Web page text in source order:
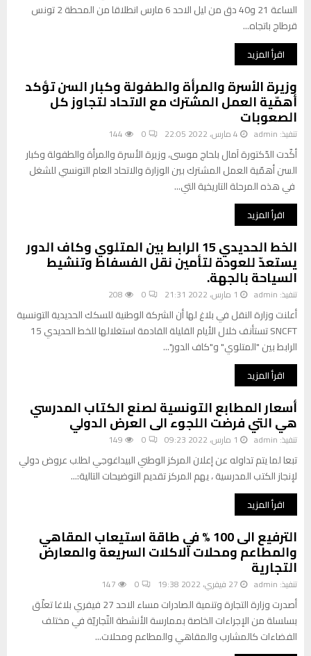
الساعة 21 و40 دق من ليل الاحد 6 مارس انطلاقا من المحطة 2 تونس
قرطاج باتجاه...
اقرأ المزيد
وزيرة الأسرة والمرأة والطفولة وكبار السن تؤكد
أهمّية العمل المشترك مع الاتحاد لتجاوز كل
الصعوبات
تنفيذ: admin 4 مارس، 2022 22:05 0
144
أكّدت الدّكتورة آمال بلحاج موسى، وزيرة الأسرة والمرأة والطفولة وكبار
السن أهمّية العمل المشترك بين الوزارة والاتحاد العام التونسي للشغل
في هذه المرحلة التاريخية التي...
اقرأ المزيد
الخط الحديدي 15 الرابط بين المتلوي وكاف الدور
يستعدّ للعودة لتأمين نقل الفسفاط وتنشيط
السياحة بالجهة.
تنفيذ: admin 1 مارس، 2022 21:31 0
208
أعلنت وزارة النقل في بلاغ لها أن الشركة الوطنية للسكك الحديدية التونسية
SNCFT تستأنف خلال الأيام القليلة القادمة استغلالها للخط الحديدي 15
الرابط بين "المتلوي" و"كاف الدور"...
اقرأ المزيد
أسعار المطابع التونسية لصنع الكتاب المدرسي
هي التي فرضت اللجوء الى العرض الدولي
تنفيذ: admin 1 مارس، 2022 09:23 0
149
تبعا لما يتم تداوله عن إعلان المركز الوطني البيداغوجي لطلب عروض دولي
لإنجاز الكتب المدرسية ، يهم المركز تقديم التوضيحات التالية:...
اقرأ المزيد
الترفيع الى 100 % في طاقة استيعاب المقاهي
والمطاعم ومحلات الاكلات السريعة والمعارض
التجارية
تنفيذ: admin 27 فيفري، 2022 19:38 0
147
أصدرت وزارة التجارة وتنمية الصادرات مساء الاحد 27 فيفري بلاغا تعلّق
بسلسلة من الإجراءات الخاصة بممارسة الأنشطة التّجاريّة في مختلف
الفضاءات كالمشارب والمقاهي والمطاعم ومحلات...